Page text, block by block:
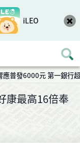
iLEO
應普發6000元 第一銀行
康最高16倍奉